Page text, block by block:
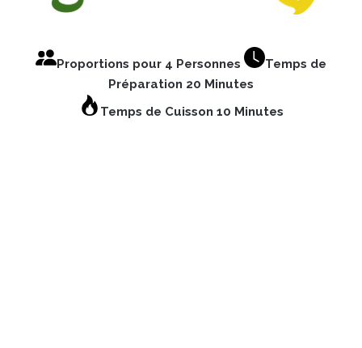
Proportions pour 4 Personnes
Temps de
Préparation 20 Minutes
Temps de Cuisson 10 Minutes